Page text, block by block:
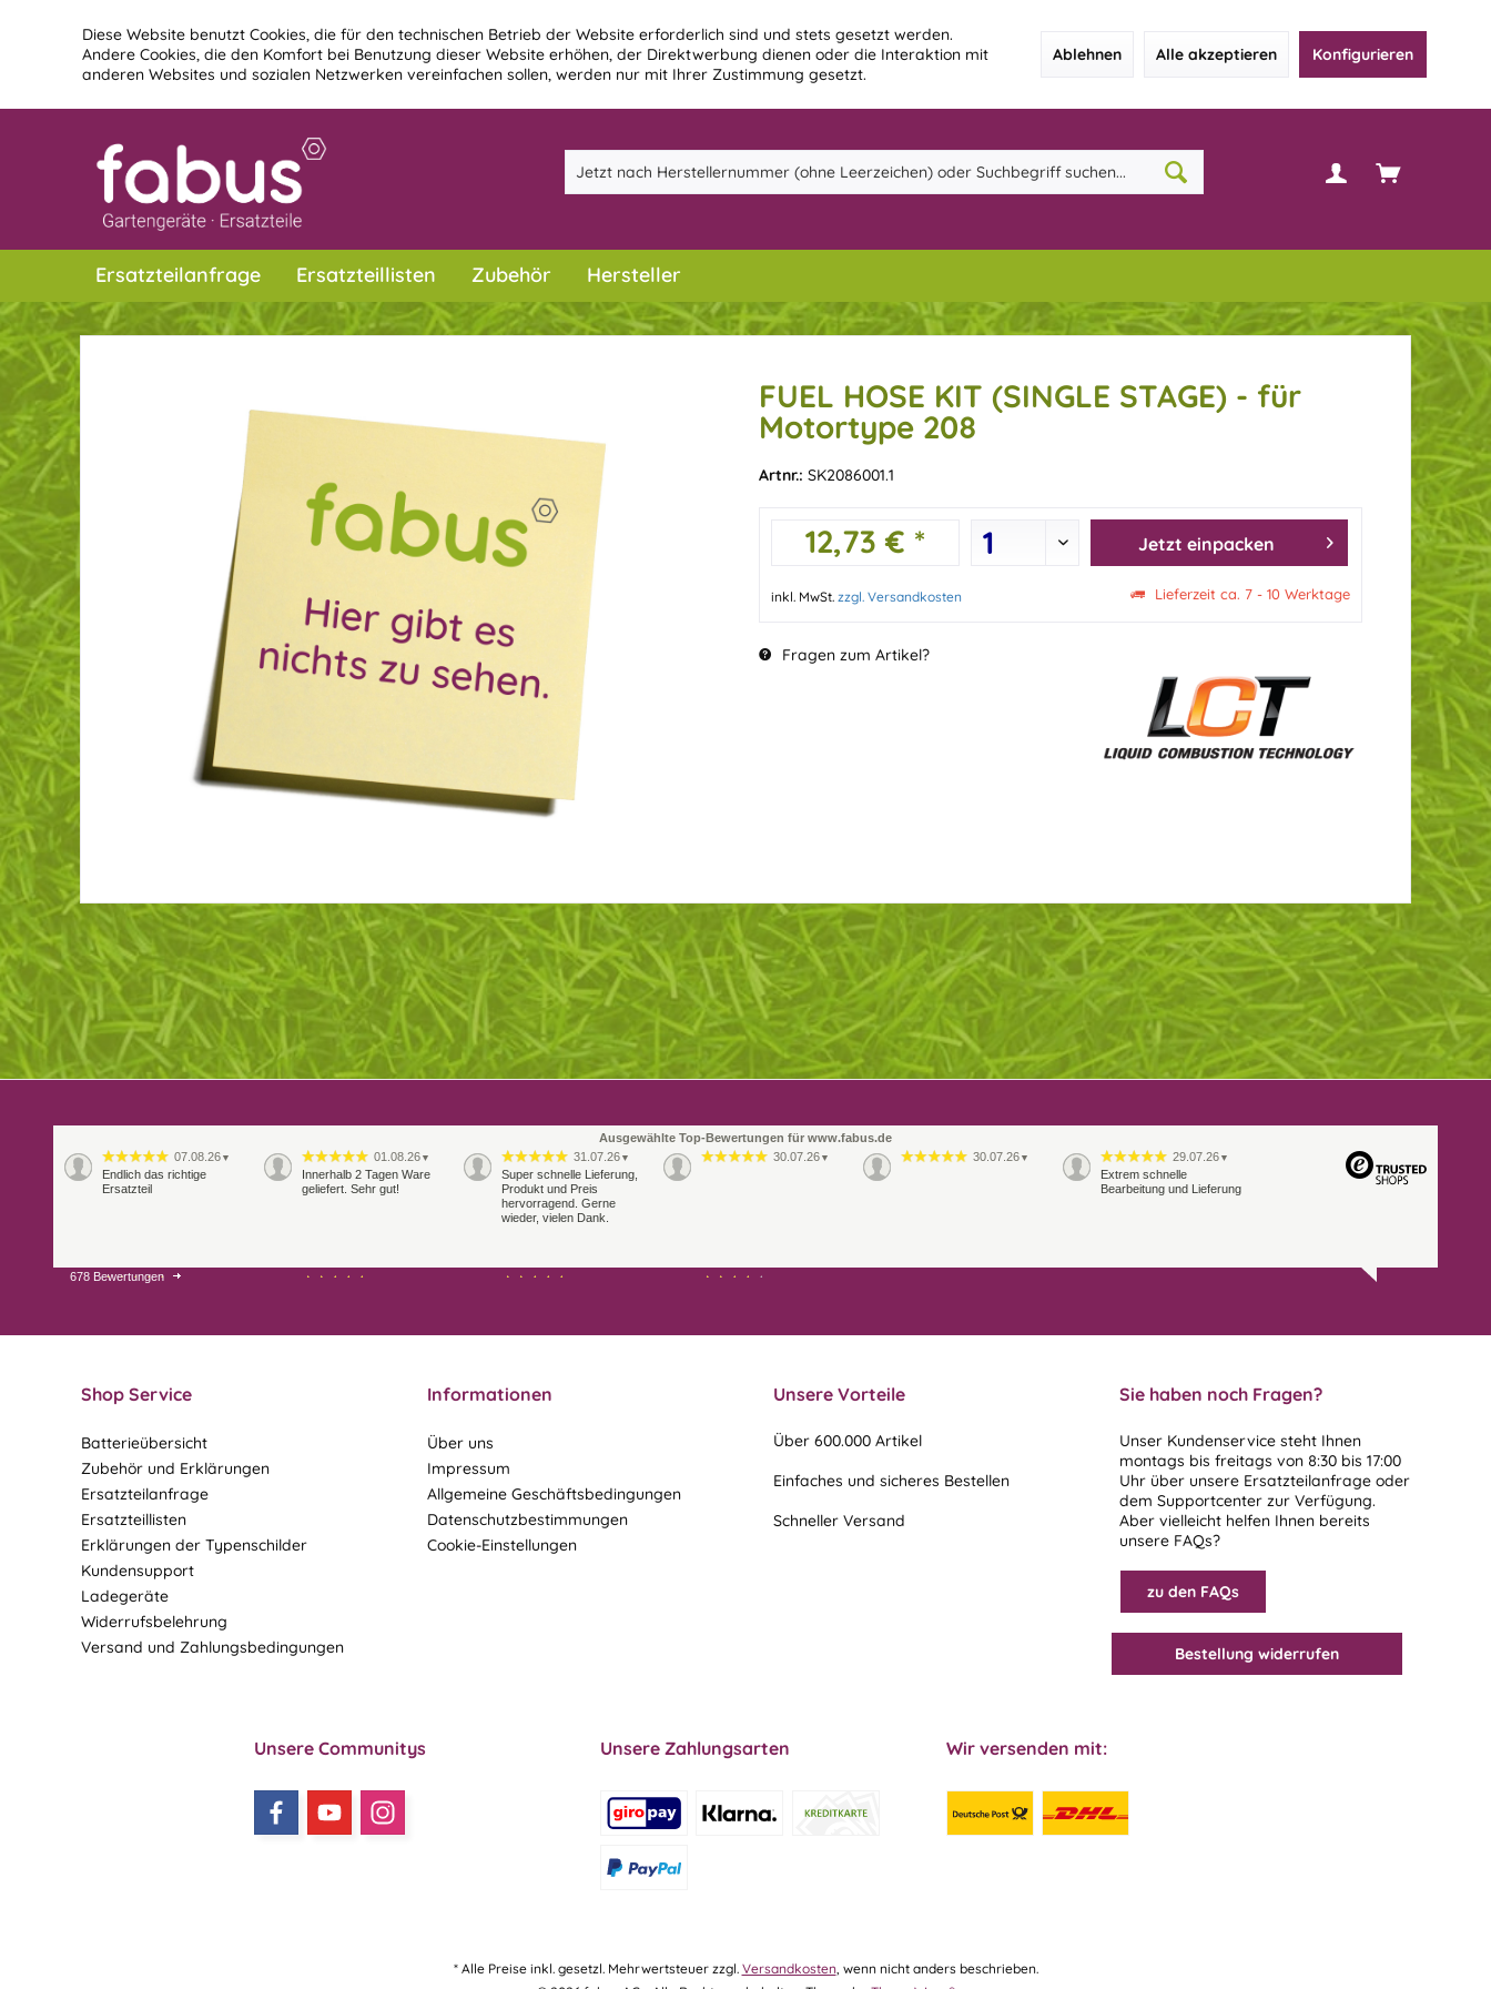
Diese Website benutzt Cookies, die für den technischen Betrieb der Website erforderlich sind und stets gesetzt werden.
Andere Cookies, die den Komfort bei Benutzung dieser Website erhöhen, der Direktwerbung dienen oder die Interaktion mit
anderen Websites und sozialen Netzwerken vereinfachen sollen, werden nur mit Ihrer Zustimmung gesetzt.
Ablehnen Alle akzeptieren Konfigurieren
Ersatzteilanfrage Ersatzteillisten Zubehör Hersteller
FUEL HOSE KIT (SINGLE STAGE) - für
Motortype 208
Artnr.: SK2086001.1
12,73 € * Jetzt einpacken
inkl. MwSt. zzgl. Versandkosten Lieferzeit ca. 7 - 10 Werktage
Fragen zum Artikel?
Ausgewählte Top-Bewertungen für www.fabus.de
07.08.26 ▼
Endlich das richtige
Ersatzteil
01.08.26 ▼
Innerhalb 2 Tagen Ware
geliefert. Sehr gut!
31.07.26 ▼
Super schnelle Lieferung,
Produkt und Preis
hervorragend. Gerne
wieder, vielen Dank.
30.07.26 ▼ 30.07.26 ▼ 29.07.26 ▼
Extrem schnelle
Bearbeitung und Lieferung
28.07.26
678 Bewertungen
Shop Service
Batterieübersicht
Zubehör und Erklärungen
Ersatzteilanfrage
Ersatzteillisten
Erklärungen der Typenschilder
Kundensupport
Ladegeräte
Widerrufsbelehrung
Versand und Zahlungsbedingungen
Informationen
Über uns
Impressum
Allgemeine Geschäftsbedingungen
Datenschutzbestimmungen
Cookie-Einstellungen
Unsere Vorteile
Über 600.000 Artikel
Einfaches und sicheres Bestellen
Schneller Versand
Sie haben noch Fragen?
Unser Kundenservice steht Ihnen
montags bis freitags von 8:30 bis 17:00
Uhr über unsere Ersatzteilanfrage oder
dem Supportcenter zur Verfügung.
Aber vielleicht helfen Ihnen bereits
unsere FAQs?
zu den FAQs
Bestellung widerrufen
Unsere Communitys Unsere Zahlungsarten Wir versenden mit:
* Alle Preise inkl. gesetzl. Mehrwertsteuer zzgl. Versandkosten, wenn nicht anders beschrieben.